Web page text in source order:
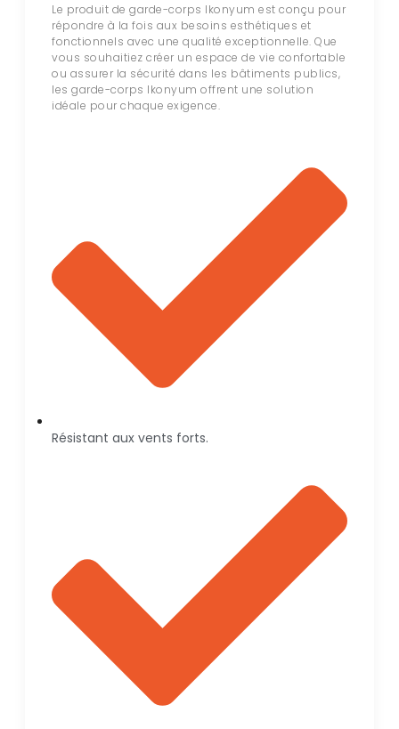
Le produit de garde-corps Ikonyum est conçu pour
répondre à la fois aux besoins esthétiques et
fonctionnels avec une qualité exceptionnelle. Que
vous souhaitiez créer un espace de vie confortable
ou assurer la sécurité dans les bâtiments publics,
les garde-corps Ikonyum offrent une solution
idéale pour chaque exigence.
Résistant aux vents forts.